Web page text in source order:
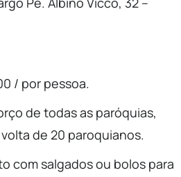
/ por pessoa.
de todas as paróquias,
de 20 paroquianos.
com salgados ou bolos para